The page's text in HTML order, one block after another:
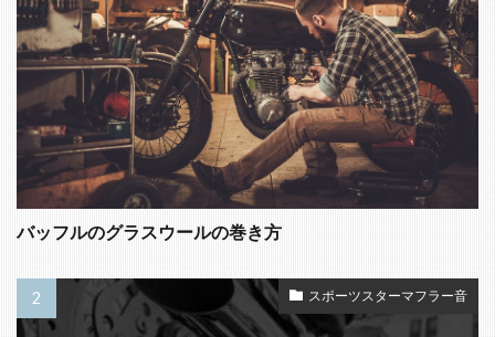
バッフルのグラスウールの巻き方
スポーツスターマフラー音